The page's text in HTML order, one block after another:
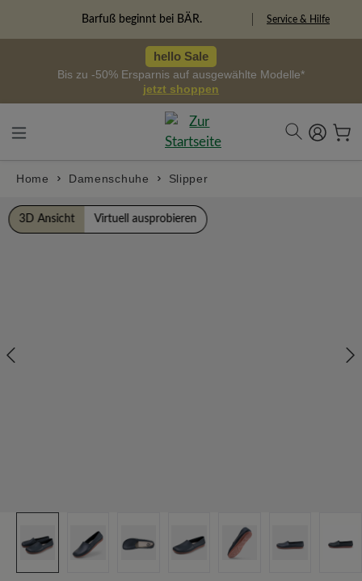
Barfuß beginnt bei BÄR. Service & Hilfe
hello Sale
Bis zu -50% Ersparnis auf ausgewählte Modelle*
jetzt shoppen
Home Damenschuhe Slipper
Bildergalerie überspringen
3D Ansicht Virtuell ausprobieren